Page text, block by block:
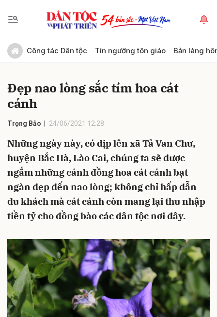
Công tác Dân tộc Tín ngưỡng tôn giáo Bản làng
Đẹp nao lòng sắc tím hoa cát
cánh
Trọng Bảo 24/06/2021 12:28
Những ngày này, có dịp lên xã Tả Van Chư,
huyện Bắc Hà, Lào Cai, chúng ta sẽ được
ngắm những cánh đồng hoa cát cánh bạt
ngàn đẹp đến nao lòng; không chỉ hấp dẫn
du khách mà cát cánh còn mang lại thu nhập
tiền tỷ cho đồng bào các dân tộc nơi đây.
Gửi bình luận
Hủy Gửi